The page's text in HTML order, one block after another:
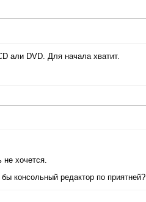
али DVD. Для начала хватит.
не хочется.
консольный редактор по приятней?